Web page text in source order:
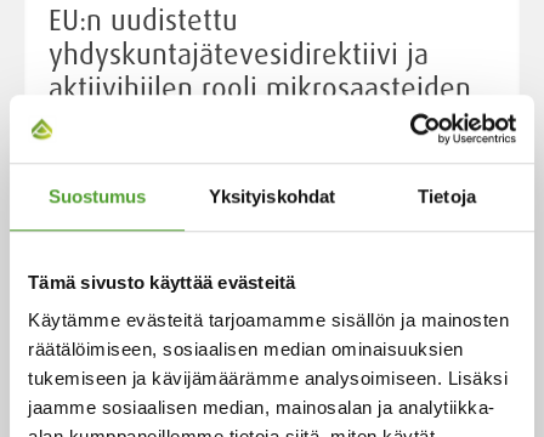
Suostumus Yksityiskohdat Tietoja
Tämä sivusto käyttää evästeitä
Käytämme evästeitä tarjoamamme sisällön ja mainosten
räätälöimiseen, sosiaalisen median ominaisuuksien
tukemiseen ja kävijämäärämme analysoimiseen. Lisäksi
jaamme sosiaalisen median, mainosalan ja analytiikka-
EU:n uudistettu
yhdyskuntajätevesidirektiivi ja
aktiivihiilen rooli mikrosaasteiden
poistossa
sitä kerätä ja käsitellä asianmukaisesti. Se sisältää
usein bakteereja, viruksia, ravinteita ja haitallisia
mikrosaasteita. Jos jätevesi johdetaan
käsittelemättömänä ympäristöön, se uhkaa ihmisten
terveyttä ja vahingoittaa vesistöjä. Aktiivihiilen erittäin
huokoinen pinta sitoo laajan kirjon mikrosaasteita, ja
se on monipuolinen ja luotettava ratkaisu erilaisten